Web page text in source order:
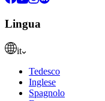
Lingua
it
Tedesco
Inglese
Spagnolo